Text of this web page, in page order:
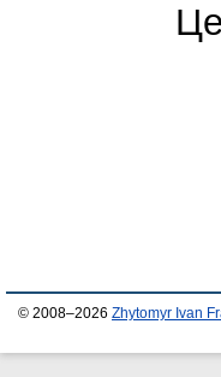
© 2008–2026 Zhytomyr Ivan